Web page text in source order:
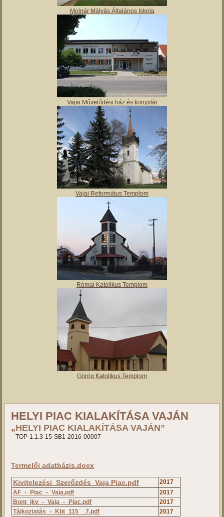
Molnár Mátyás Általános Iskola
Vajai Művelődési ház és könyvtár
Vajai Református Templom
Római Katolikus Templom
Görög Katolikus Templom
HELYI PIAC KIALAKÍTÁSA VAJÁN
„HELYI PIAC KIALAKÍTÁSA VAJÁN”
TOP-1.1.3-15-SB1-2016-00007
Termelői adatbázis.docx
Kivitelezési_Szerőzdés_Vaja Piac.pdf
2017
AF_-_Piac_-_Vaja.pdf
2017
Bont_jkv_-_Vaja_-_Piac.pdf
2017
Tájkoztatás_-_Kbt_115__7.pdf
2017